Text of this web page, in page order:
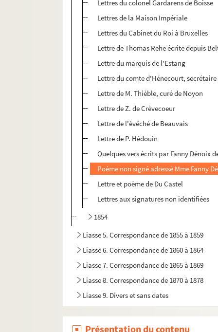
Lettres du colonel Gardarens de Boisse
Lettres de la Maison Impériale
Lettres du Cabinet du Roi à Bruxelles
Lettre de Thomas Rehe écrite depuis
Lettre du marquis de l'Estang
Lettre du comte d'Hénecourt,
Lettre de M. Thièble, curé de Noyon
Lettre de Z. de Crèvecoeur
Lettre de l'évêché de Beauvais
Lettre de P. Hédouin
Quelques vers écrits par Fanny Dénoix
Poème non signé adressé Mme Fanny
Lettre et poème de Du Castel
Lettres aux signatures non identifiées
1854
Liasse 5. Correspondance de 1855 à 1859
Liasse 6. Correspondance de 1860 à 1864
Liasse 7. Correspondance de 1865 à 1869
Liasse 8. Correspondance de 1870 à 1878
Liasse 9. Divers et sans dates
Présentation du contenu